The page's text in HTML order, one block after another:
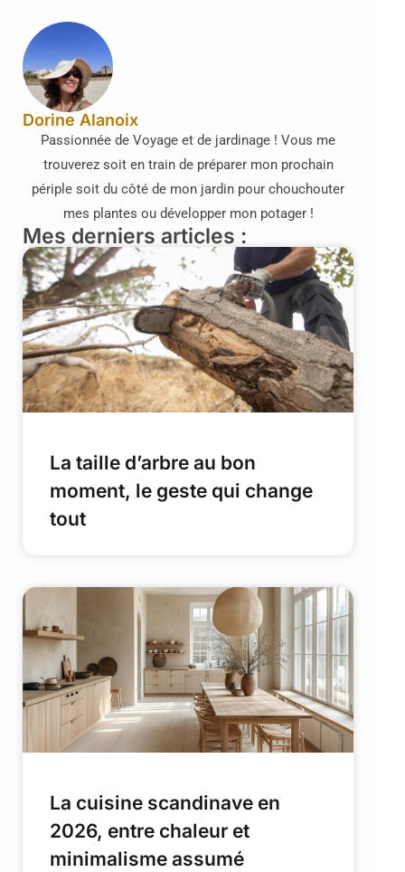
Dorine Alanoix
Passionnée de Voyage et de jardinage ! Vous me
trouverez soit en train de préparer mon prochain
périple soit du côté de mon jardin pour chouchouter
mes plantes ou développer mon potager !
Mes derniers articles :
La taille d’arbre au bon
moment, le geste qui change
tout
La cuisine scandinave en
2026, entre chaleur et
minimalisme assumé